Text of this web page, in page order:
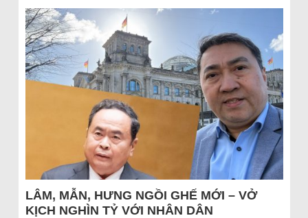
LÂM, MẪN, HƯNG NGỒI GHẾ MỚI – VỞ
KỊCH NGHÌN TỶ VỚI NHÂN DÂN